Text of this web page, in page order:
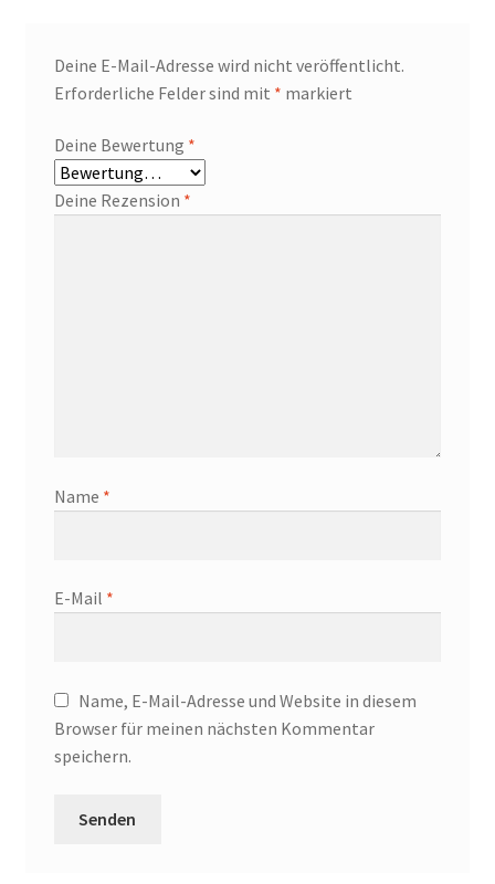
Deine E-Mail-Adresse wird nicht veröffentlicht.
Erforderliche Felder sind mit * markiert
Deine Bewertung *
Deine Rezension *
Name *
E-Mail *
Name, E-Mail-Adresse und Website in diesem
Browser für meinen nächsten Kommentar
speichern.